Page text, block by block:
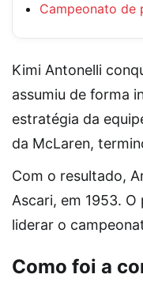
Campeonato de
Kimi Antonelli
assumiu de forma
estratégia da
da McLaren,
Com o resultado,
Ascari, em 1953.
liderar o
Como foi a